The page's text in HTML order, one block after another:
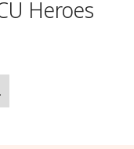
Heroes